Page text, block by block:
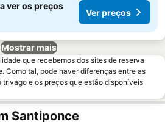
ver os preços
Ver preços
Mostrar mais
que recebemos dos sites de reserva
Como tal, pode haver diferenças entre as
e os preços que estão disponíveis
Santiponce